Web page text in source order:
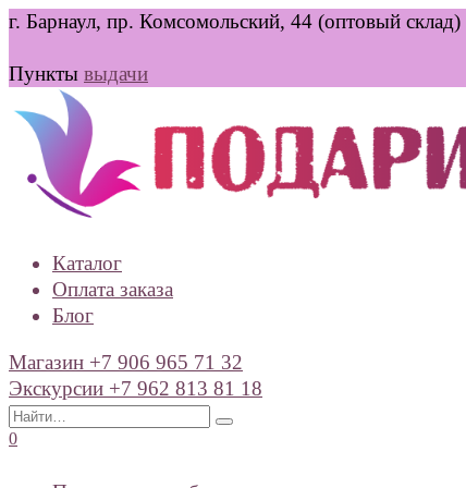
Перейти
содержанию
г. Барнаул, пр. Комсомольский, 44 (оптовый склад)
Пункты выдачи
Каталог
Оплата заказа
Блог
Магазин +7 906 965 71 32
Экскурсии +7 962 813 81 18
Search
for:
0